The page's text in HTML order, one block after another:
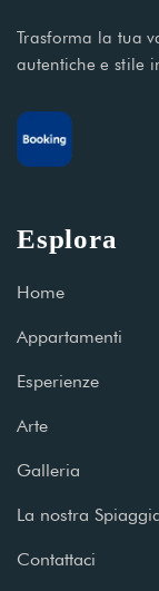
Trasforma la tua
autentiche e stile
Esplora
Home
Appartamenti
Esperienze
Arte
Galleria
La nostra
Contattaci